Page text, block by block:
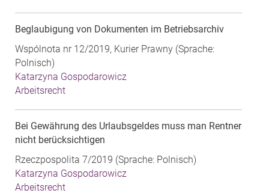
Beglaubigung von Dokumenten im Betriebsarchiv
Wspólnota nr 12/2019, Kurier Prawny (Sprache:
Polnisch)
Katarzyna Gospodarowicz
Arbeitsrecht
Bei Gewährung des Urlaubsgeldes muss man Rentner
nicht berücksichtigen
Rzeczpospolita 7/2019 (Sprache: Polnisch)
Katarzyna Gospodarowicz
Arbeitsrecht